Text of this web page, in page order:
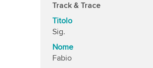
Track & Trace
Titolo
Sig.
Nome
Fabio